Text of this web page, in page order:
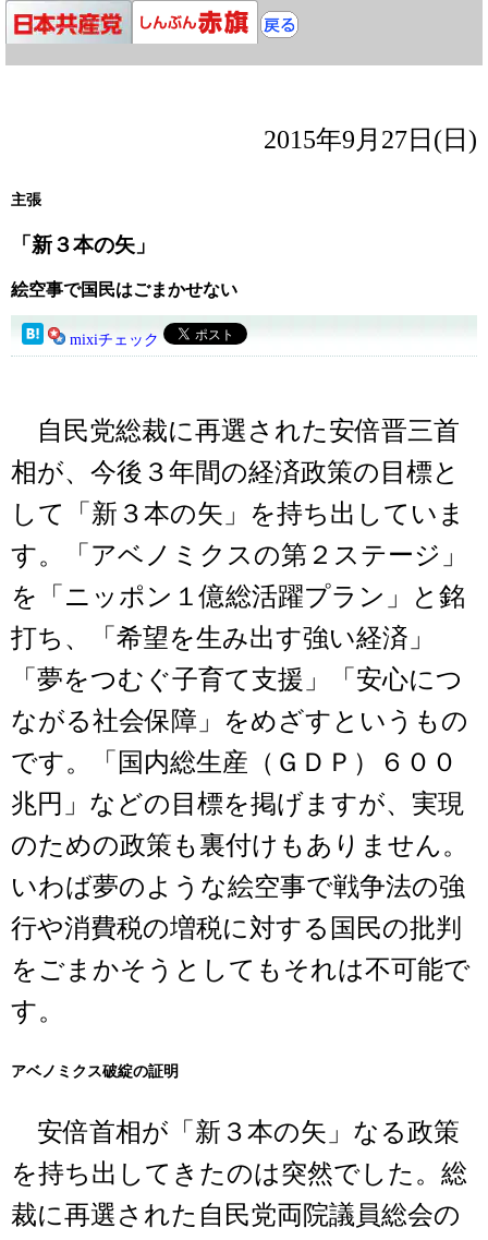
2015年9月27日(日)
主張
「新３本の矢」
絵空事で国民はごまかせない
mixiチェック
自民党総裁に再選された安倍晋三首
相が、今後３年間の経済政策の目標と
して「新３本の矢」を持ち出していま
す。「アベノミクスの第２ステージ」
を「ニッポン１億総活躍プラン」と銘
打ち、「希望を生み出す強い経済」
「夢をつむぐ子育て支援」「安心につ
ながる社会保障」をめざすというもの
です。「国内総生産（ＧＤＰ）６００
兆円」などの目標を掲げますが、実現
のための政策も裏付けもありません。
いわば夢のような絵空事で戦争法の強
行や消費税の増税に対する国民の批判
をごまかそうとしてもそれは不可能で
す。
アベノミクス破綻の証明
安倍首相が「新３本の矢」なる政策
を持ち出してきたのは突然でした。総
裁に再選された自民党両院議員総会の